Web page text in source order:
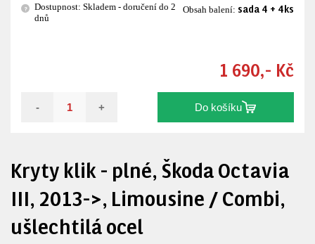
Kryty klik - plné, Škoda Octavia
III, 2013->, Limousine / Combi,
ušlechtilá ocel
?
Dostupnost: Skladem - doručení do 2
dnů
Obsah balení: sada 4 + 4ks
1 690,- Kč
- + Do košíku